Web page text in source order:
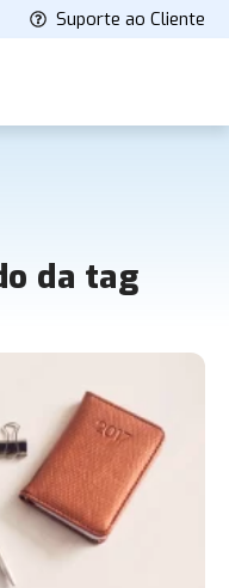
Suporte ao Cliente
da tag